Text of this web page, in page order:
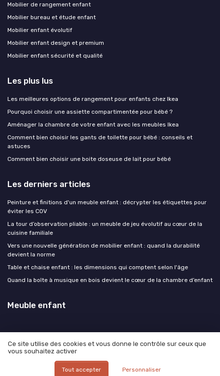
Mobilier de rangement enfant
Mobilier bureau et étude enfant
Mobilier enfant évolutif
Mobilier enfant design et premium
Mobilier enfant sécurité et qualité
Les plus lus
Les meilleures options de rangement pour enfants chez Ikea
Pourquoi choisir une assiette compartimentée pour bébé ?
Aménager la chambre de votre enfant avec les meubles Ikea
Comment bien choisir les gants de toilette pour bébé : conseils et
astuces
Comment bien choisir une boite doseuse de lait pour bébé
Les derniers articles
Peinture et finitions d'un meuble enfant : décrypter les étiquettes pour
éviter les COV
La tour d’observation pliable : un meuble de jeu évolutif au cœur de la
cuisine familiale
Vers une nouvelle génération de mobilier enfant : quand la durabilité
devient la norme
Table et chaise enfant : les dimensions qui comptent selon l'âge
Quand la boîte à musique en bois devient le cœur de la chambre d’enfant
Meuble enfant
Mentions légales
© Meuble enfant 2026
Ce site utilise des cookies et vous donne le contrôle sur ceux que
vous souhaitez activer
Tout accepter Personnaliser